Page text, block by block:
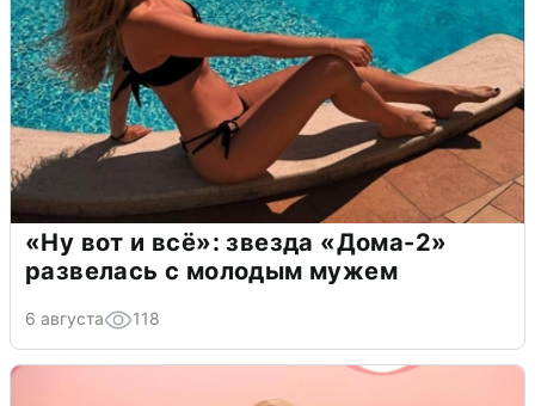
«Ну вот и всё»: звезда «Дома-2»
развелась с молодым мужем
6 августа 118